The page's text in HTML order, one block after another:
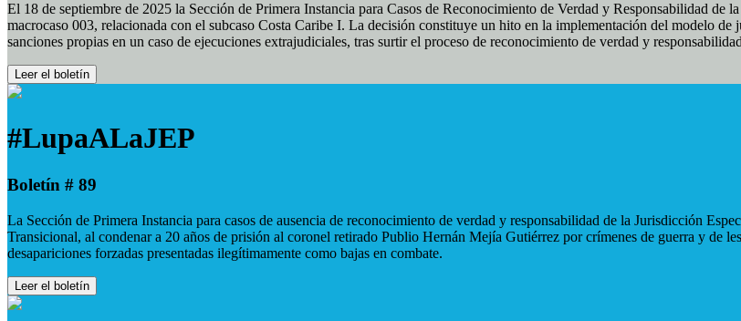
El 18 de septiembre de 2025 la Sección de Primera Instancia para Casos de Reconocimiento de Verdad y Responsabilidad de
macrocaso 003, relacionada con el subcaso Costa Caribe I. La decisión constituye un hito en la implementación del modelo
sanciones propias en un caso de ejecuciones extrajudiciales, tras surtir el proceso de reconocimiento de verdad y
Leer el boletín
#LupaALaJEP
Boletín # 89
La Sección de Primera Instancia para casos de ausencia de reconocimiento de verdad y responsabilidad de la Jurisdicción
Transicional, al condenar a 20 años de prisión al coronel retirado Publio Hernán Mejía Gutiérrez por crímenes de guerra y de
desapariciones forzadas presentadas ilegítimamente como bajas en combate.
Leer el boletín